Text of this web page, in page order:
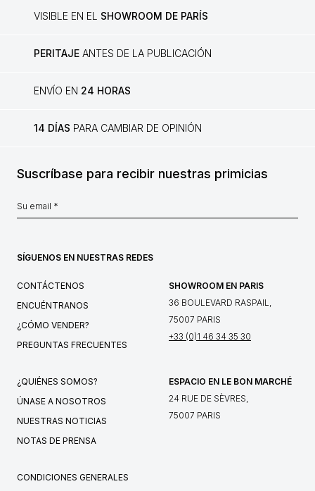
VISIBLE EN EL SHOWROOM DE PARÍS
PERITAJE ANTES DE LA PUBLICACIÓN
ENVÍO EN 24 HORAS
14 DÍAS PARA CAMBIAR DE OPINIÓN
Suscríbase para recibir nuestras primicias
SÍGUENOS EN NUESTRAS REDES
CONTÁCTENOS
ENCUÉNTRANOS
¿CÓMO VENDER?
PREGUNTAS FRECUENTES
SHOWROOM EN PARIS
36 BOULEVARD RASPAIL,
75007 PARIS
+33 (0)1 46 34 35 30
¿QUIÉNES SOMOS?
ÚNASE A NOSOTROS
NUESTRAS NOTICIAS
NOTAS DE PRENSA
ESPACIO EN LE BON MARCHÉ
24 RUE DE SÈVRES,
75007 PARIS
CONDICIONES GENERALES